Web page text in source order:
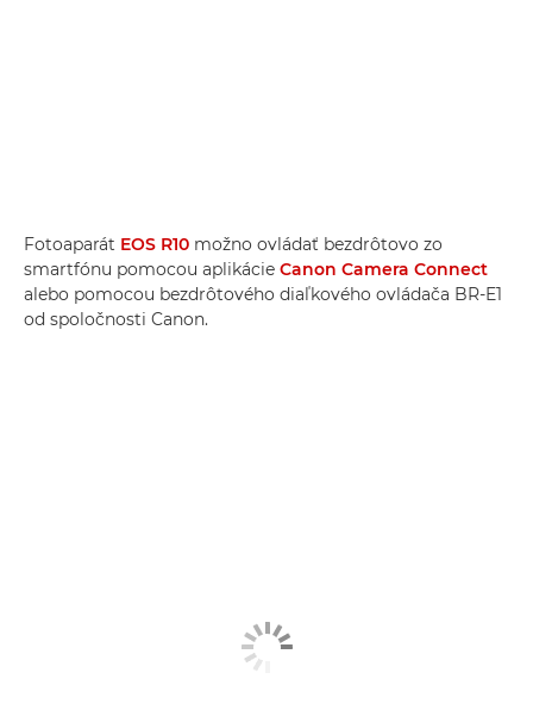
Fotoaparát EOS R10 možno ovládať bezdrôtovo zo
smartfónu pomocou aplikácie Canon Camera Connect
alebo pomocou bezdrôtového diaľkového ovládača BR-E1
od spoločnosti Canon.